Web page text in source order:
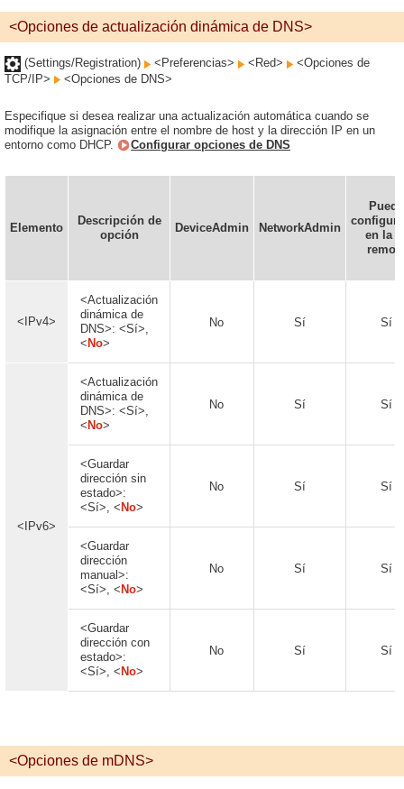
<Opciones de actualización dinámica de DNS>
(Settings/Registration) <Preferencias> <Red>
<Opciones de
TCP/IP>
<Opciones de DNS>
Especifique si desea realizar una actualización automática cuando se
modifique la asignación entre el nombre de host y la dirección IP en un
entorno como DHCP.
Configurar opciones de DNS
Elemento
Descripción de
opción
DeviceAdmin NetworkAdmin
Puede
en la
<IPv4>
<Actualización
dinámica de
DNS>: <Sí>,
< No>
No Sí Sí
<IPv6>
<Actualización
dinámica de
DNS>: <Sí>,
< No>
No Sí Sí
<Guardar
dirección sin
estado>:
<Sí>, < No>
No Sí Sí
<Guardar
dirección
manual>:
<Sí>, < No>
No Sí Sí
<Guardar
dirección con
estado>:
<Sí>, < No>
No Sí Sí
<Opciones de mDNS>